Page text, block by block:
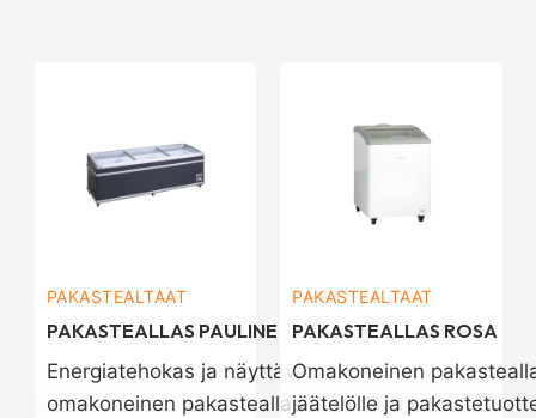
PAKASTEALTAAT
PAKASTEALLAS PAULINE
Energiatehokas ja näyttävä
omakoneinen pakasteallas
PAKASTEALTAAT
PAKASTEALLAS ROSA
Omakoneinen
jäätelölle ja